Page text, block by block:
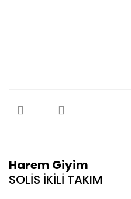
Harem Giyim
SOLİS İKİLİ TAKIM